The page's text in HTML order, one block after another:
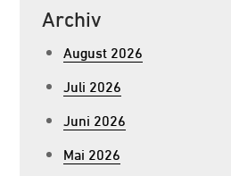
Archiv
August 2026
Juli 2026
Juni 2026
Mai 2026